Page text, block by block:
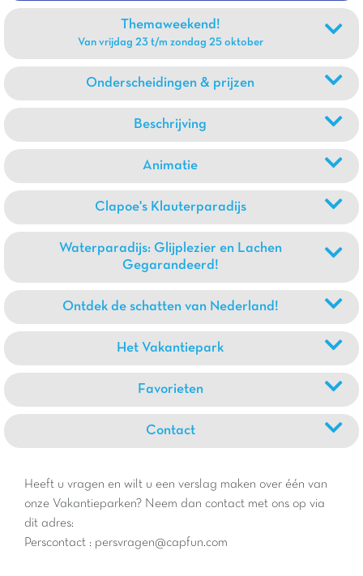
Themaweekend!
Van vrijdag 23 t/m zondag 25 oktober
Onderscheidingen & prijzen
Beschrijving
Animatie
Clapoe's Klauterparadijs
Waterparadijs: Glijplezier en Lachen
Gegarandeerd!
Ontdek de schatten van Nederland!
Het Vakantiepark
Favorieten
Contact
Heeft u vragen en wilt u een verslag maken over één van
onze Vakantieparken? Neem dan contact met ons op via
dit adres:
Perscontact : persvragen@capfun.com